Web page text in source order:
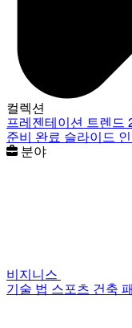
컬렉션
프레젠테이션 트렌드
준비 완료 슬라이드
분야
비지니스
기술 법 스포츠 건축